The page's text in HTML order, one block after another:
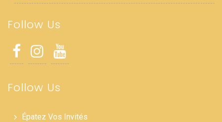
Follow Us
Follow Us
Épatez Vos Invités